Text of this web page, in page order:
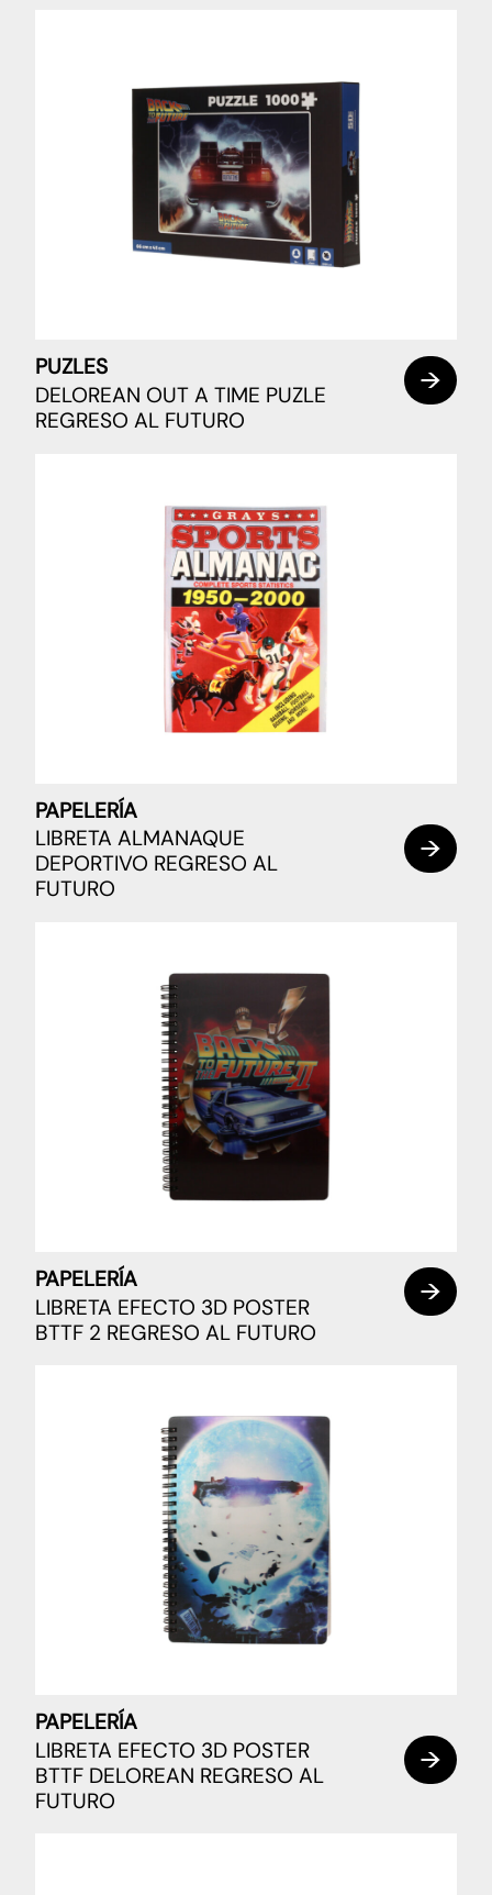
PUZLES
DELOREAN OUT A TIME PUZLE
REGRESO AL FUTURO
PAPELERÍA
LIBRETA ALMANAQUE
DEPORTIVO REGRESO AL
FUTURO
PAPELERÍA
LIBRETA EFECTO 3D POSTER
BTTF 2 REGRESO AL FUTURO
PAPELERÍA
LIBRETA EFECTO 3D POSTER
BTTF DELOREAN REGRESO AL
FUTURO